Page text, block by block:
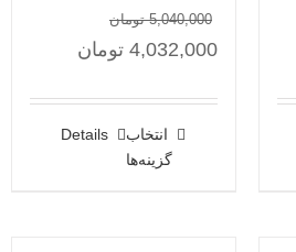
5,040,000 تومان
4,032,000 تومان
انتخاب
گزینه‌ها
Details